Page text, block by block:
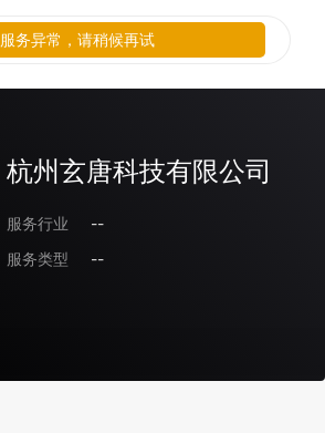
杭州玄唐科技有限公司
服务行业
--
服务类型
--
服务异常，请稍候再试